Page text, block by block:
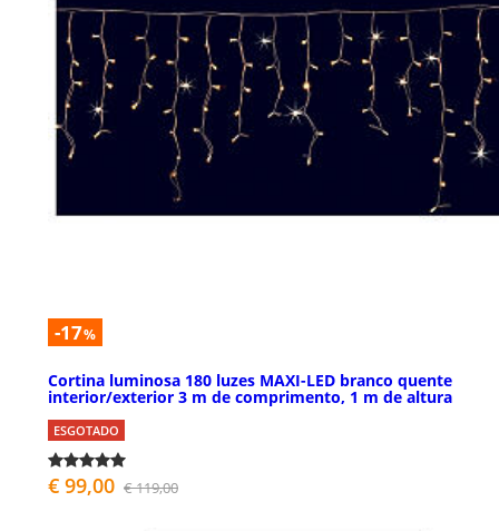
-17%
Cortina luminosa 180 luzes MAXI-LED branco quente
interior/exterior 3 m de comprimento, 1 m de altura
ESGOTADO
€ 99,00 € 119,00